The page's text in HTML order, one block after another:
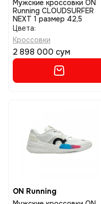
Мужские кроссовки ON
Running CLOUDSURFER
NEXT 1 размер 42,5
Цвета:
Кроссовки
2 898 000 сум
ON Running